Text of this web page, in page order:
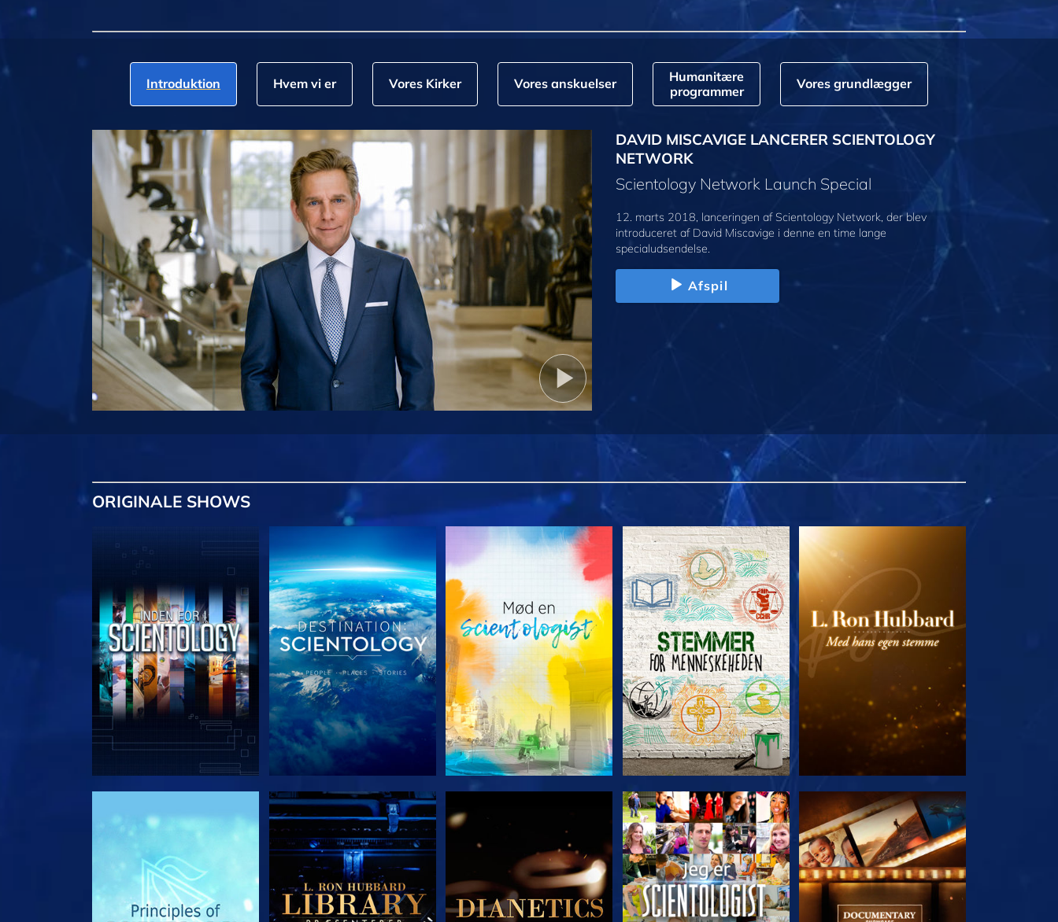
Introduktion Hvem vi er Vores Kirker Vores anskuelser
Humanitære
programmer
Vores grundlægger
DAVID MISCAVIGE LANCERER SCIENTOLOGY
NETWORK
Scientology Network Launch Special
12. marts 2018, lanceringen af Scientology Network, der blev
introduceret af David Miscavige i denne en time lange
specialudsendelse.
Afspil
ORIGINALE SHOWS
UDFORSK SERIEN UDFORSK SERIEN UDFORSK SERIEN UDFORSK SERIEN UDFORSK SERIEN